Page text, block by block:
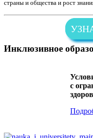
страны и общества и рост
Инклюзивное
с